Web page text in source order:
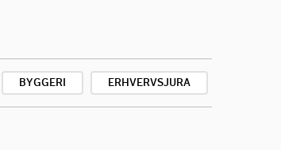
BYGGERI ERHVERVSJURA